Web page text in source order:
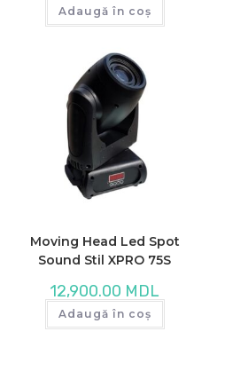
Adaugă în coș
Moving Head Led Spot
Sound Stil XPRO 75S
12,900.00 MDL
Adaugă în coș